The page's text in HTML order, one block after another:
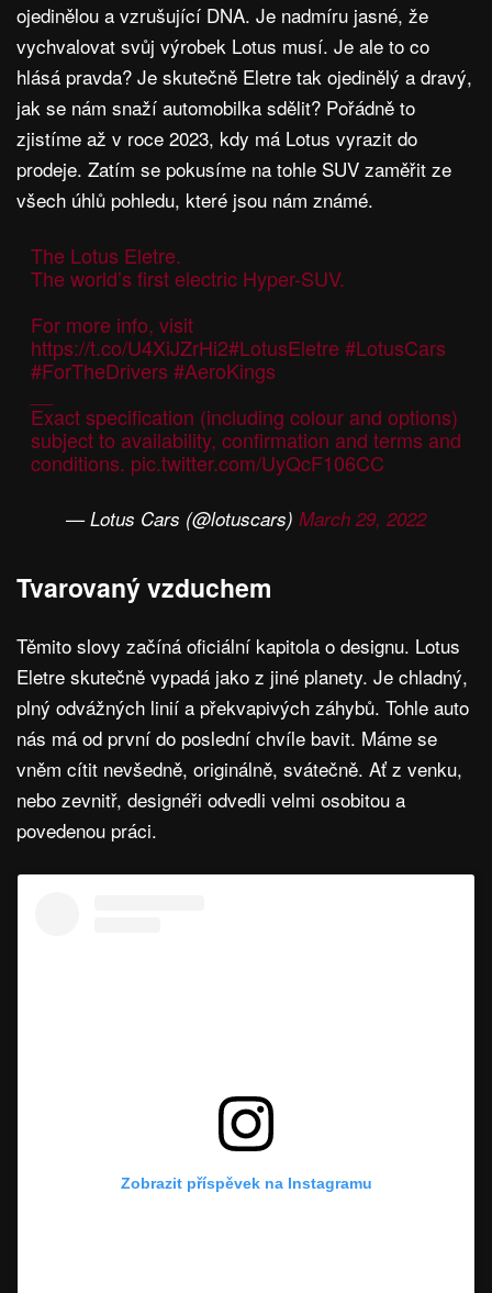
ojedinělou a vzrušující DNA. Je nadmíru jasné, že
vychvalovat svůj výrobek Lotus musí. Je ale to co
hlásá pravda? Je skutečně Eletre tak ojedinělý a dravý,
jak se nám snaží automobilka sdělit? Pořádně to
zjistíme až v roce 2023, kdy má Lotus vyrazit do
prodeje. Zatím se pokusíme na tohle SUV zaměřit ze
všech úhlů pohledu, které jsou nám známé.
The Lotus Eletre.
The world’s first electric Hyper-SUV.
For more info, visit
https://t.co/U4XiJZrHi2#LotusEletre #LotusCars
#ForTheDrivers #AeroKings
Exact specification (including colour and options)
subject to availability, confirmation and terms and
conditions. pic.twitter.com/UyQcF106CC
— Lotus Cars (@lotuscars) March 29, 2022
Tvarovaný vzduchem
Těmito slovy začíná oficiální kapitola o designu. Lotus
Eletre skutečně vypadá jako z jiné planety. Je chladný,
plný odvážných linií a překvapivých záhybů. Tohle auto
nás má od první do poslední chvíle bavit. Máme se
vněm cítit nevšedně, originálně, svátečně. Ať z venku,
nebo zevnitř, designéři odvedli velmi osobitou a
povedenou práci.
Zobrazit příspěvek na Instagramu